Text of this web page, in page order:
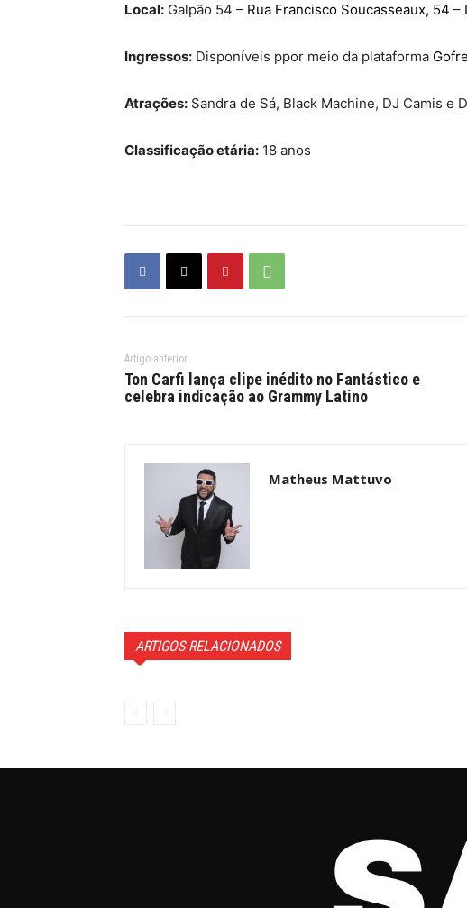
Local: Galpão 54 – Rua Francisco Soucasseaux, 54 –
Ingressos: Disponíveis ppor meio da plataforma
Atrações: Sandra de Sá, Black Machine, DJ Camis e
Classificação etária: 18 anos
Artigo anterior
Ton Carfi lança clipe inédito no Fantástico e
celebra indicação ao Grammy Latino
Matheus Mattuvo
ARTIGOS RELACIONADOS